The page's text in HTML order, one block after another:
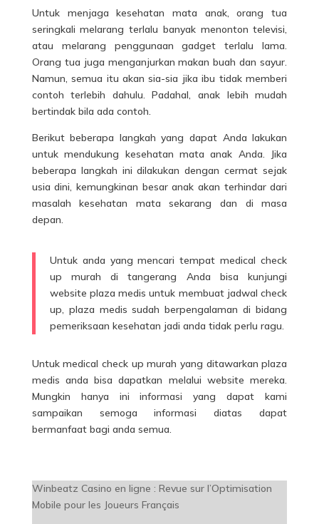
Untuk menjaga kesehatan mata anak, orang tua
seringkali melarang terlalu banyak menonton televisi,
atau melarang penggunaan gadget terlalu lama.
Orang tua juga menganjurkan makan buah dan sayur.
Namun, semua itu akan sia-sia jika ibu tidak memberi
contoh terlebih dahulu. Padahal, anak lebih mudah
bertindak bila ada contoh.
Berikut beberapa langkah yang dapat Anda lakukan
untuk mendukung kesehatan mata anak Anda. Jika
beberapa langkah ini dilakukan dengan cermat sejak
usia dini, kemungkinan besar anak akan terhindar dari
masalah kesehatan mata sekarang dan di masa
depan.
Untuk anda yang mencari tempat medical check
up murah di tangerang Anda bisa kunjungi
website plaza medis untuk membuat jadwal check
up, plaza medis sudah berpengalaman di bidang
pemeriksaan kesehatan jadi anda tidak perlu ragu.
Untuk medical check up murah yang ditawarkan plaza
medis anda bisa dapatkan melalui website mereka.
Mungkin hanya ini informasi yang dapat kami
sampaikan semoga informasi diatas dapat
bermanfaat bagi anda semua.
Winbeatz Casino en ligne : Revue sur l’Optimisation
Mobile pour les Joueurs Français